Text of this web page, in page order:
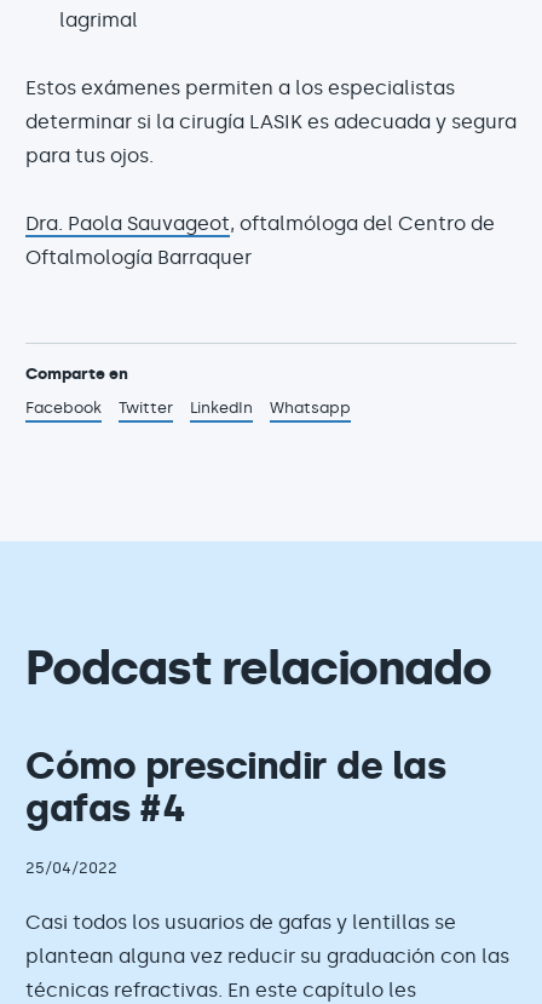
lagrimal
Estos exámenes permiten a los especialistas
determinar si la cirugía LASIK es adecuada y segura
para tus ojos.
Dra. Paola Sauvageot, oftalmóloga del Centro de
Oftalmología Barraquer
Comparte en
Facebook
Twitter LinkedIn Whatsapp
Podcast relacionado
Cómo prescindir de las
gafas #4
25/04/2022
Casi todos los usuarios de gafas y lentillas se
plantean alguna vez reducir su graduación con las
técnicas refractivas. En este capítulo les